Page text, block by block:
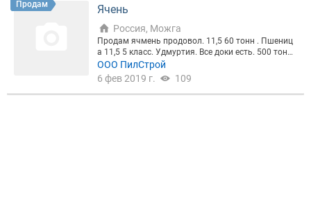
Продам Ячень
Россия, Можга
Продам ячмень продовол. 11,5 60 тонн . Пшениц
а 11,5 5 класс. Удмуртия. Все доки есть. 500 тонн
пшеницы
ООО ПилСтрой
6 фев 2019 г.
109